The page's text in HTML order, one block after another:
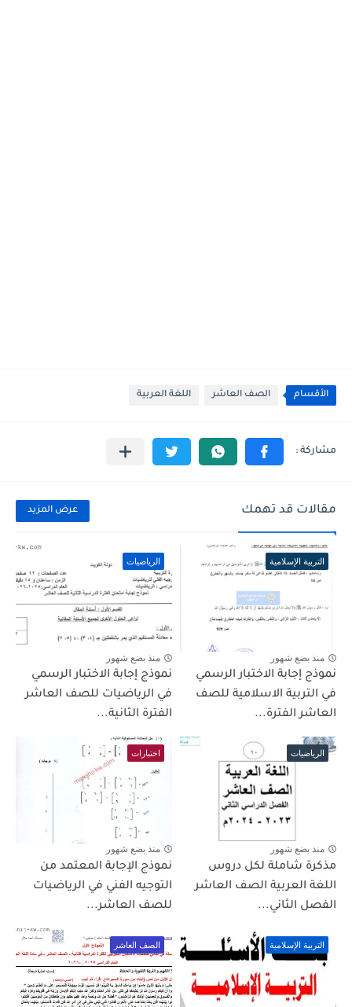
الأقسام الصف العاشر اللغة العربية
مقالات قد تهمك عرض المزيد
التربية الإسلامية
منذ بضع شهور
نموذج إجابة الاختبار الرسمي
في التربية الاسلامية للصف
العاشر الفترة...
الرياضيات
منذ بضع شهور
نموذج إجابة الاختبار الرسمي
في الرياضيات للصف العاشر
الفترة الثانية...
الرياضيات
منذ بضع شهور
مذكرة شاملة لكل دروس
اللغة العربية الصف العاشر
الفصل الثاني...
اختبارات
منذ بضع شهور
نموذج الإجابة المعتمد من
التوجيه الفني في الرياضيات
للصف العاشر...
التربية الإسلامية الصف العاشر